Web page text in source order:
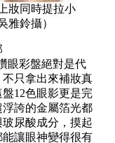
妝同時提拉小
雅鈴攝）
眼彩盤絕對是代
只拿出來補妝真
12色眼影更是完
誇的金屬箔光都
尿酸成分，摸起
讓眼神變得很有